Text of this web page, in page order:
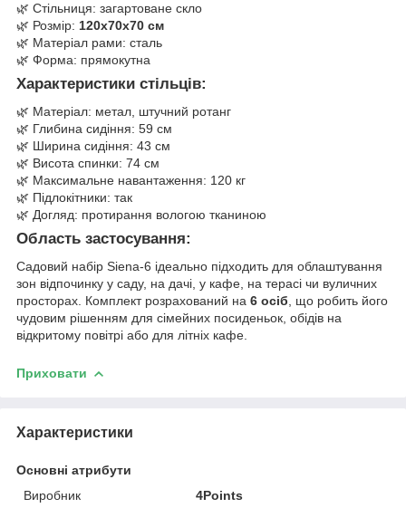
🌿 Стільниця: загартоване скло
🌿 Розмір: 120x70x70 см
🌿 Матеріал рами: сталь
🌿 Форма: прямокутна
Характеристики стільців:
🌿 Матеріал: метал, штучний ротанг
🌿 Глибина сидіння: 59 см
🌿 Ширина сидіння: 43 см
🌿 Висота спинки: 74 см
🌿 Максимальне навантаження: 120 кг
🌿 Підлокітники: так
🌿 Догляд: протирання вологою тканиною
Область застосування:
Садовий набір Siena-6 ідеально підходить для облаштування
зон відпочинку у саду, на дачі, у кафе, на терасі чи вуличних
просторах. Комплект розрахований на 6 осіб , що робить його
чудовим рішенням для сімейних посиденьок, обідів на
відкритому повітрі або для літніх кафе.
Приховати
Характеристики
Основні атрибути
Виробник
4Points